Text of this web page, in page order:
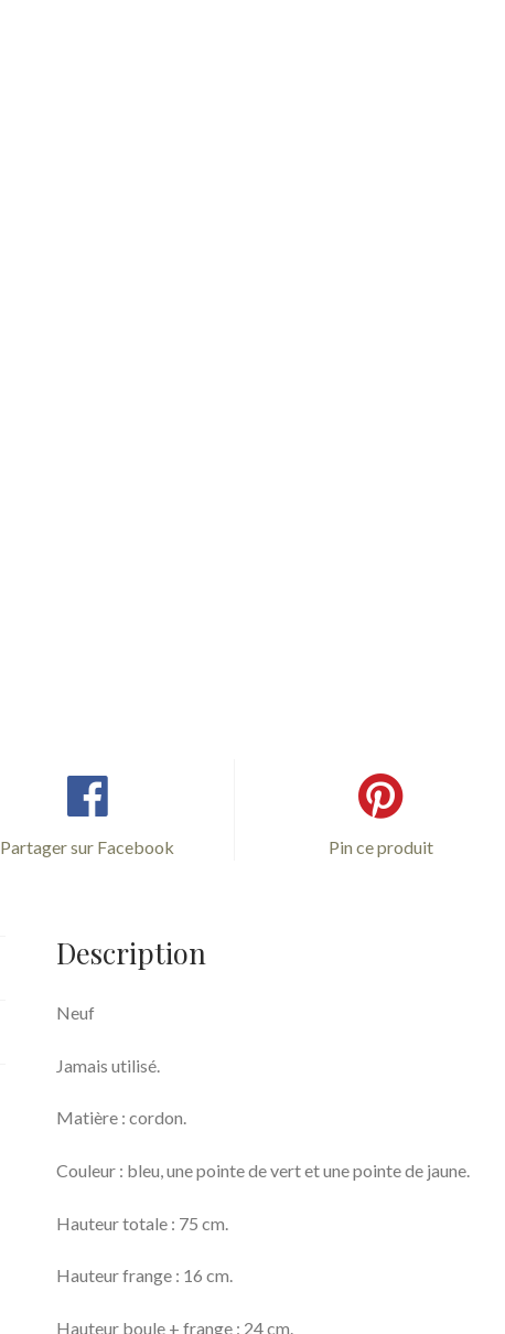
Partager sur Facebook Pin ce produit
Description
Neuf
Jamais utilisé.
Matière : cordon.
Couleur : bleu, une pointe de vert et une pointe de jaune.
Hauteur totale : 75 cm.
Hauteur frange : 16 cm.
Hauteur boule + frange : 24 cm.